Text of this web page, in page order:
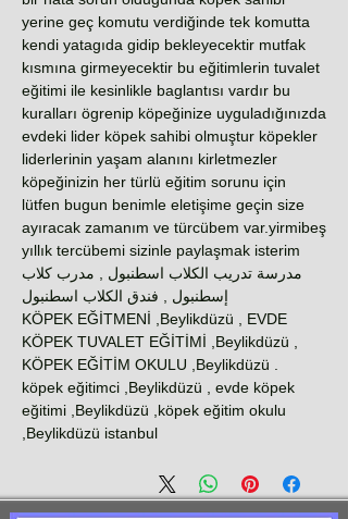
yerine geç komutu verdiğinde tek komutta
kendi yatagıda gidip bekleyecektir mutfak
kısmına girmeyecektir bu eğitimlerin tuvalet
eğitimi ile kesinlikle baglantısı vardır bu
kuralları ögrenip köpeğinize uyguladığınızda
evdeki lider köpek sahibi olmuştur köpekler
liderlerinin yaşam alanını kirletmezler
köpeğinizin her türlü eğitim sorunu için
lütfen bugun benimle eletişime geçin size
ayıracak zamanım ve türcübem var.yirmibeş
yıllık tercübemi sizinle paylaşmak isterim
مدرسة تدريب الكلاب اسطنبول , مدرب كلاب
إسطنبول , فندق الكلاب اسطنبول
KÖPEK EĞİTMENİ ,Beylikdüzü , EVDE
KÖPEK TUVALET EĞİTİMİ ,Beylikdüzü ,
KÖPEK EĞİTİM OKULU ,Beylikdüzü .
köpek eğitimci ,Beylikdüzü , evde köpek
eğitimi ,Beylikdüzü ,köpek eğitim okulu
,Beylikdüzü istanbul